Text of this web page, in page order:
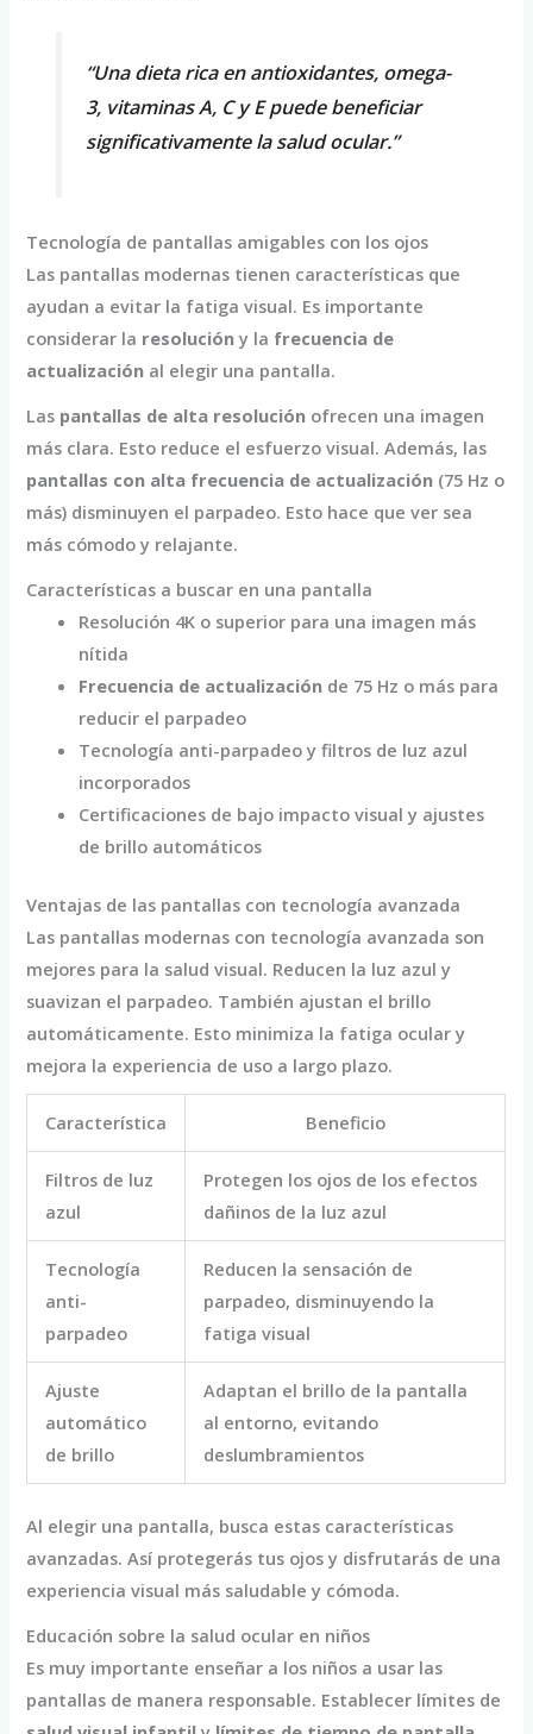
“Una dieta rica en antioxidantes, omega-
3, vitaminas A, C y E puede beneficiar
significativamente la salud ocular.”
Tecnología de pantallas amigables con los ojos
Las pantallas modernas tienen características que
ayudan a evitar la fatiga visual. Es importante
considerar la resolución y la frecuencia de
actualización al elegir una pantalla.
Las pantallas de alta resolución ofrecen una imagen
más clara. Esto reduce el esfuerzo visual. Además, las
pantallas con alta frecuencia de actualización (75 Hz o
más) disminuyen el parpadeo. Esto hace que ver sea
más cómodo y relajante.
Características a buscar en una pantalla
Resolución 4K o superior para una imagen más
nítida
Frecuencia de actualización de 75 Hz o más para
reducir el parpadeo
Tecnología anti-parpadeo y filtros de luz azul
incorporados
Certificaciones de bajo impacto visual y ajustes
de brillo automáticos
Ventajas de las pantallas con tecnología avanzada
Las pantallas modernas con tecnología avanzada son
mejores para la salud visual. Reducen la luz azul y
suavizan el parpadeo. También ajustan el brillo
automáticamente. Esto minimiza la fatiga ocular y
mejora la experiencia de uso a largo plazo.
Característica Beneficio
Filtros de luz
azul
Protegen los ojos de los efectos
dañinos de la luz azul
Tecnología
anti-
parpadeo
Reducen la sensación de
parpadeo, disminuyendo la
fatiga visual
Ajuste
automático
de brillo
Adaptan el brillo de la pantalla
al entorno, evitando
deslumbramientos
Al elegir una pantalla, busca estas características
avanzadas. Así protegerás tus ojos y disfrutarás de una
experiencia visual más saludable y cómoda.
Educación sobre la salud ocular en niños
Es muy importante enseñar a los niños a usar las
pantallas de manera responsable. Establecer límites de